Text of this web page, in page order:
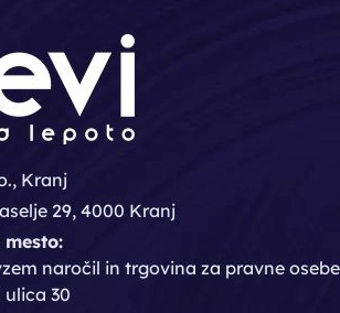
Kranj
29, 4000 Kranj
naročil in trgovina za pravne osebe
ulica 30